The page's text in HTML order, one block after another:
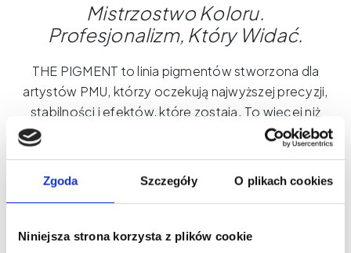
Zgoda Szczegóły O plikach cookies
Niniejsza strona korzysta z plików cookie
Mistrzostwo Koloru.
Profesjonalizm, Który Widać.
THE PIGMENT to linia pigmentów stworzona dla
artystów PMU, którzy oczekują najwyższej precyzji,
stabilności i efektów, które zostają. To więcej niż
kolor - to doświadczenie, bezpieczeństwo i jakość,
które budują zaufanie Twoich klientek.
Dlaczego wybrać THE PIGMENT?
Maksymalna kontrola podczas zabiegu
skóry